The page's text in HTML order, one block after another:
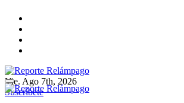
contenido
Reporte Relámpago
Claridad y rigor en cada noticia
Vie. Ago 7th, 2026
Suscríbete